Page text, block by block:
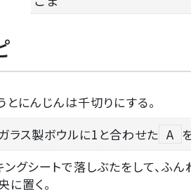
とにんじんは千切りにする。
ラス製ボウルに1と合わせた A
ングシートで落しぶたをして、ふ
に置く。